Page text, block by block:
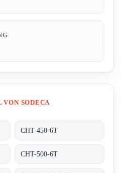
SODECA
CHT-450-6T
CHT-500-6T